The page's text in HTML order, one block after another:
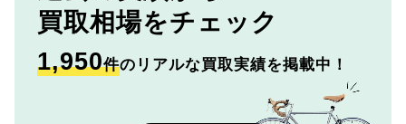
買取相場をチェック
1,950件のリアルな買取実績を掲載中！